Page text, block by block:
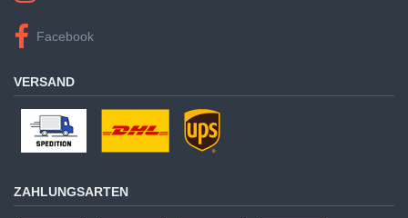
Facebook
VERSAND
ZAHLUNGSARTEN